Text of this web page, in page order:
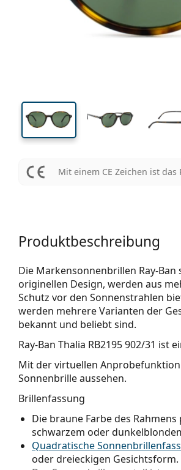
Mit einem CE Zeichen ist
Produktbeschreibung
Die Markensonnenbrillen Ray-
originellen Design, werden aus
Schutz vor den Sonnenstrahlen
werden mehrere Varianten der
bekannt und beliebt sind.
Ray-Ban Thalia RB2195 902/31 ist
Mit der virtuellen
Sonnenbrille aussehen.
Brillenfassung
Die braune Farbe des
schwarzem oder
Quadratische
oder dreieckigen Gesichtsform.